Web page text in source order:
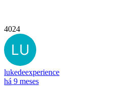
4024
lukedeexperience
há 9 meses